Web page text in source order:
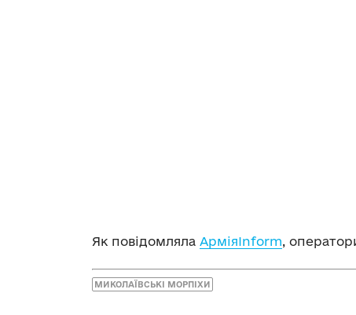
Як повідомляла АрміяInform,
МИКОЛАЇВСЬКІ МОРПІХИ